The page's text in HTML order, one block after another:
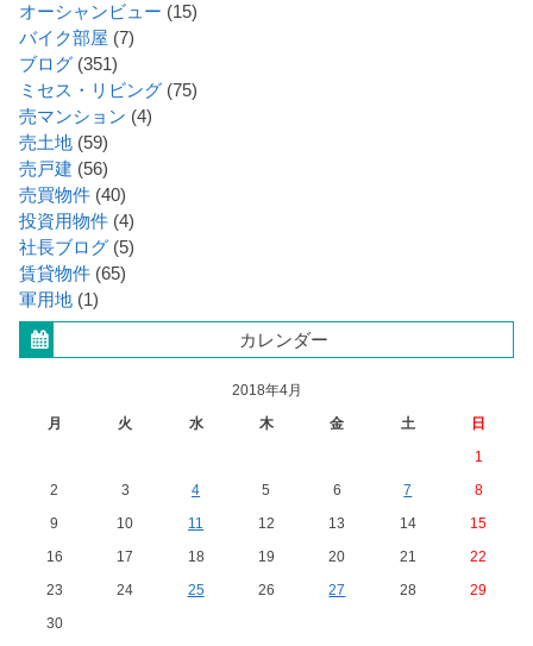
オーシャンビュー (15)
バイク部屋 (7)
ブログ (351)
ミセス・リビング (75)
売マンション (4)
売土地 (59)
売戸建 (56)
売買物件 (40)
投資用物件 (4)
社長ブログ (5)
賃貸物件 (65)
軍用地 (1)
カレンダー
2018年4月
月
火 水 木 金 土
日
1
2
3 4 5 6 7
8
9
10 11 12 13 14
15
16
17 18 19 20 21
22
23
24 25 26 27 28
29
30